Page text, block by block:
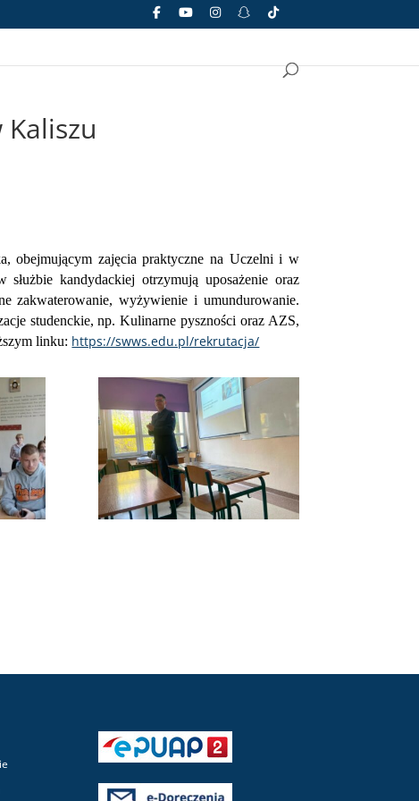
, obejmującym zajęcia praktyczne na Uczelni i w
kandydackiej otrzymują uposażenie oraz
zakwaterowanie, wyżywienie i umundurowanie.
studenckie, np. Kulinarne pyszności oraz AZS,
linku: https://swws.edu.pl/rekrutacja/